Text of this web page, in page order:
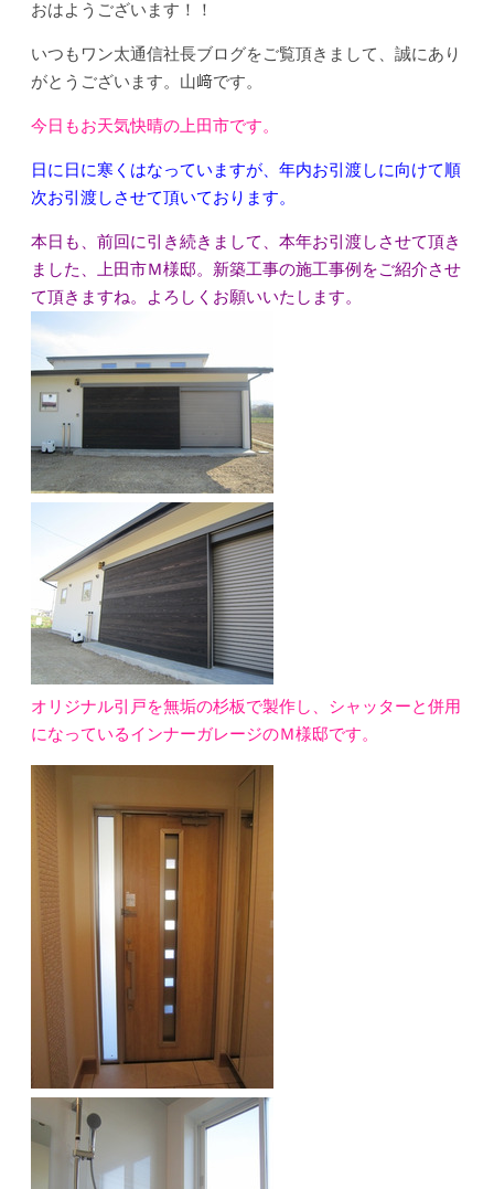
おはようございます！！
いつもワン太通信社長ブログをご覧頂きまして、誠にあり
がとうございます。山﨑です。
今日もお天気快晴の上田市です。
日に日に寒くはなっていますが、年内お引渡しに向けて順
次お引渡しさせて頂いております。
本日も、前回に引き続きまして、本年お引渡しさせて頂き
ました、上田市Ｍ様邸。新築工事の施工事例をご紹介させ
て頂きますね。よろしくお願いいたします。
オリジナル引戸を無垢の杉板で製作し、シャッターと併用
になっているインナーガレージのＭ様邸です。